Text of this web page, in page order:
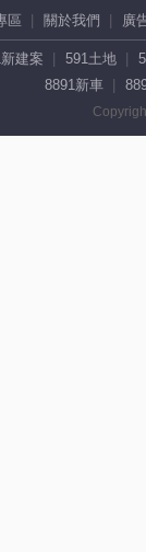
區 關於我們 廣
建案 591土地
8891新車